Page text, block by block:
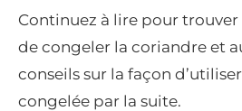
Continuez à lire pour
de congeler la coriandre et
conseils sur la façon
congelée par la suite.